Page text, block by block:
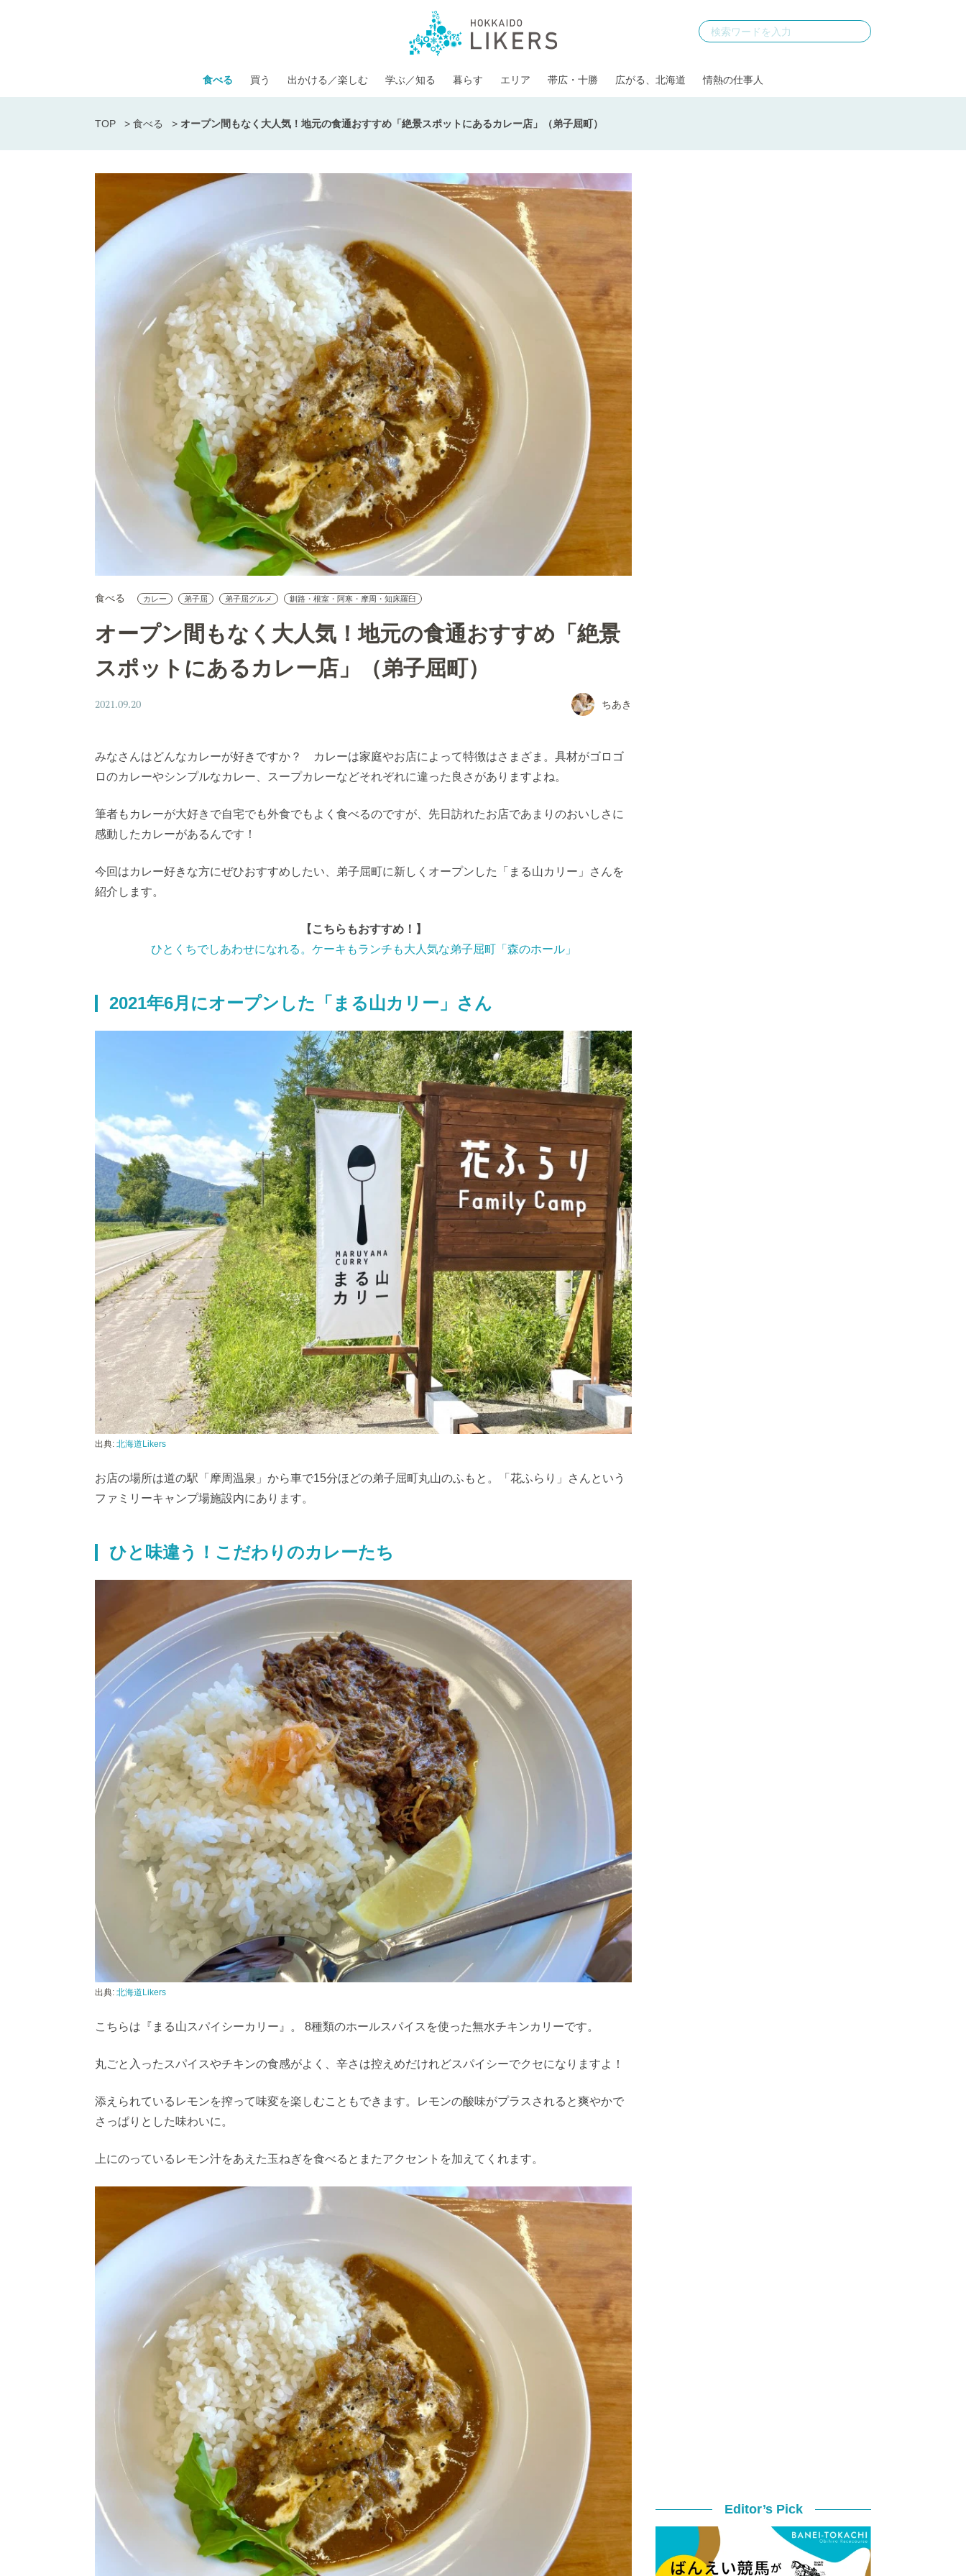
食べる 買う 出かける／楽しむ 学ぶ／知る 暮らす エリア 帯広・十勝 広がる、北海道 情熱の仕事人
TOP > 食べる > オープン間もなく大人気！地元の食通おすすめ「絶景スポットにあるカレー店」（弟子屈町）
食べる カレー 弟子屈 弟子屈グルメ 釧路・根室・阿寒・摩周・知床羅臼
オープン間もなく大人気！地元の食通おすすめ「絶景
スポットにあるカレー店」（弟子屈町）
2021.09.20 ちあき
みなさんはどんなカレーが好きですか？
カレーは家庭やお店によって特徴はさまざま。具材がゴロゴ
ロのカレーやシンプルなカレー、スープカレーなどそれぞれに違った良さがありますよね。
筆者もカレーが大好きで自宅でも外食でもよく食べるのですが、先日訪れたお店であまりのおいしさに
感動したカレーがあるんです！
今回はカレー好きな方にぜひおすすめしたい、弟子屈町に新しくオープンした「まる山カリー」さんを
紹介します。
【こちらもおすすめ！】
ひとくちでしあわせになれる。ケーキもランチも大人気な弟子屈町「森のホール」
2021年6月にオープンした「まる山カリー」さん
出典: 北海道Likers
お店の場所は道の駅「 摩周温泉」から車で15分ほどの弟子屈町丸山のふもと。「花ふらり」さんという
ファミリーキャンプ場施設内にあります。
ひと味違う！こだわりのカレーたち
出典: 北海道Likers
こちらは『まる山スパイシーカリー』。 8種類のホールスパイスを使った無水チキンカリーです。
丸ごと入ったスパイスやチキンの食感がよく、辛さは控えめだけれどスパイシーでクセになりますよ！
添えられているレモンを搾って味変を楽しむこともできます。レモンの酸味がプラスされると爽やかで
さっぱりとした味わいに。
上にのっているレモン汁をあえた玉ねぎを食べるとまたアクセントを加えてくれます。
Editor’s Pick